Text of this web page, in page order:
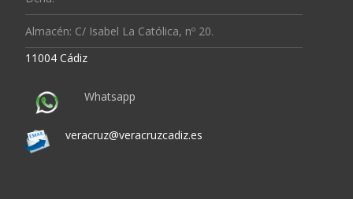
Almacén: C/ Isabel La Católica, nº 20.
11004 Cádiz
Whatsapp
veracruz@veracruzcadiz.es